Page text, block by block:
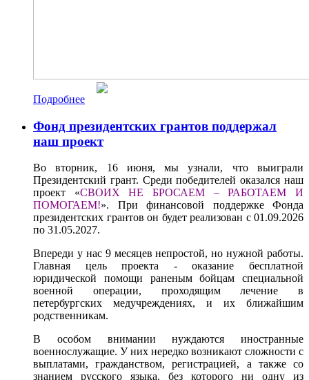
Подробнее
Фонд президентских грантов поддержал
наш проект
Во вторник, 16 июня, мы узнали, что выиграли
Президентский грант. Среди победителей оказался наш
проект «СВОИХ НЕ БРОСАЕМ – РАБОТАЕМ И
ПОМОГАЕМ!». При финансовой поддержке Фонда
президентских грантов он будет реализован с 01.09.2026
по 31.05.2027.
Впереди у нас 9 месяцев непростой, но нужной работы.
Главная цель проекта - оказание бесплатной
юридической помощи раненым бойцам специальной
военной операции, проходящим лечение в
петербургских медучреждениях, и их ближайшим
родственникам.
В особом внимании нуждаются иностранные
военнослужащие. У них нередко возникают сложности с
выплатами, гражданством, регистрацией, а также со
знанием русского языка. без которого ни одну из